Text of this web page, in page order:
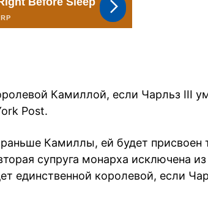
Камиллой, если Чарльз ІІІ
Post.
Камиллы, ей будет присвоен
супруга монарха исключена из
единственной королевой, если